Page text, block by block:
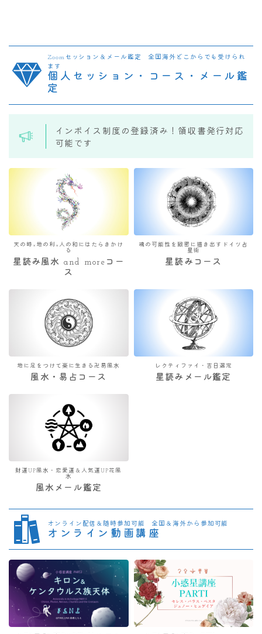
Zoomセッション＆メール鑑定 全国海外どこからでも受けられ
ます
個人セッション・コース・メール鑑
定
インボイス制度の登録済み！領収書発行対応
可能です
天の時×地の利×人の和にはたらきかけ
る
星読み風水 and moreコー
ス
魂の可能性を緻密に描き出すドイツ占
星術
星読みコース
地に足をつけて楽に生きる卍易風水
風水・易占コース
レクティファイ・吉日選定
星読みメール鑑定
財運UP風水・恋愛運＆人気運UP花風
水
風水メール鑑定
オンライン配信＆随時参加可能 全国＆海外から参加可能
オンライン動画講座